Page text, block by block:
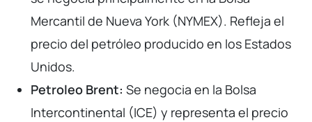
Mercantil de Nueva York (NYMEX). Refleja el
precio del petróleo producido en los Estados
Unidos.
Petroleo Brent: Se negocia en la Bolsa
Intercontinental (ICE) y representa el precio